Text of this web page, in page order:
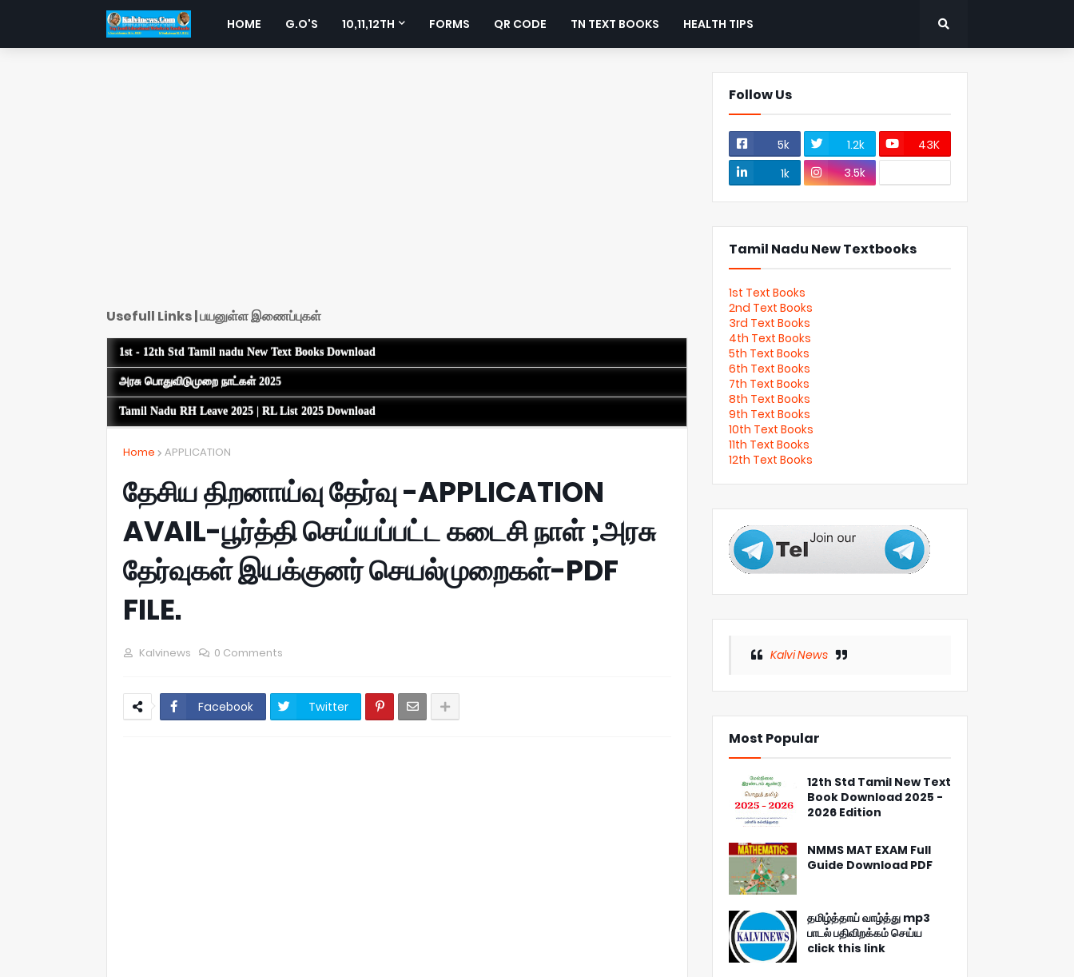
HOME G.O'S 10,11,12TH FORMS QR CODE TN TEXT BOOKS HEALTH TIPS
Usefull Links | பயனுள்ள இணைப்புகள்
1st - 12th Std Tamil nadu New Text Books Download
அரசு பொதுவிடுமுறை நாட்கள் 2025
Tamil Nadu RH Leave 2025 | RL List 2025 Download
Home APPLICATION
தேசிய திறனாய்வு தேர்வு -APPLICATION
AVAIL-பூர்த்தி செய்யப்பட்ட கடைசி நாள் ;அரசு
தேர்வுகள் இயக்குனர் செயல்முறைகள்-PDF
FILE.
Kalvinews 0 Comments
Facebook Twitter
Follow Us
5k 1.2k
43K
1k
3.5k
Tamil Nadu New Textbooks
1st Text Books
2nd Text Books
3rd Text Books
4th Text Books
5th Text Books
6th Text Books
7th Text Books
8th Text Books
9th Text Books
10th Text Books
11th Text Books
12th Text Books
Kalvi News
Most Popular
12th Std Tamil New Text
Book Download 2025 -
2026 Edition
NMMS MAT EXAM Full
Guide Download PDF
தமிழ்த்தாய் வாழ்த்து mp3
பாடல் பதிவிறக்கம் செய்ய
click this link